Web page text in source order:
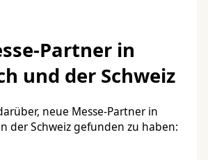
Partner in
und der Schweiz
neue Messe-Partner in
der Schweiz gefunden zu haben: